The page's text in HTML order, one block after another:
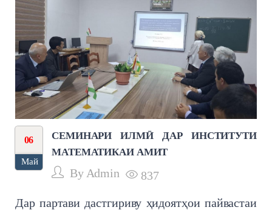
06
Май
СЕМИНАРИ ИЛМӢ ДАР ИНСТИТУТИ
МАТЕМАТИКАИ АМИТ
By Admin 837
Дар партави дастгириву ҳидоятҳои пайвастаи